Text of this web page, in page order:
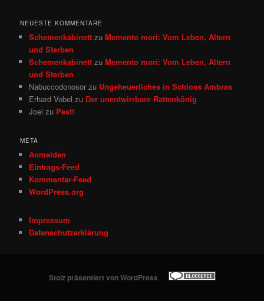
NEUESTE KOMMENTARE
Schemenkabinett zuMemento mori: Vom Leben, Altern
und Sterben
Schemenkabinett zuMemento mori: Vom Leben, Altern
und Sterben
Nabuccodonosor zu Ungeheuerliches in Schloss Ambras
Erhard Vobel zu Der unentwirrbare Rattenkönig
Joel zu Pest!
META
Anmelden
Eintrags-Feed
Kommentar-Feed
WordPress.org
Impressum
Datenschutzerklärung
Stolz präsentiert von WordPress